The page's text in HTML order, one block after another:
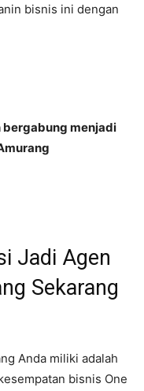
bisnis ini dengan
bergabung menjadi
Jadi Agen
Sekarang
Anda miliki adalah
bisnis One